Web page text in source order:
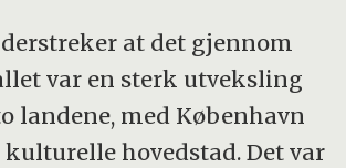
at det gjennom
var en sterk utveksling
landene, med København
kulturelle hovedstad. Det var